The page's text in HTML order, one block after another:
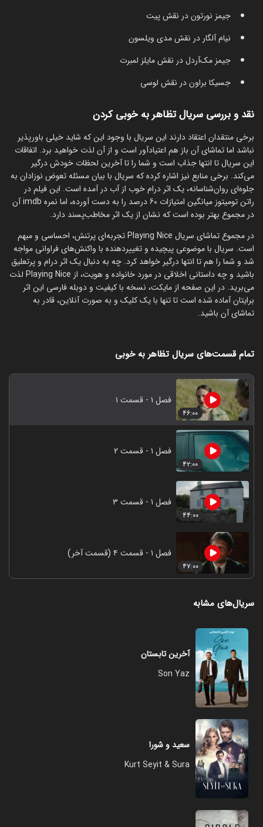
جیمز نورتون در نقش پیت
نیام آلگار در نقش مدی ویلسون
جیمز مک‌آردل در نقش مایلز لمبرت
جسیکا براون در نقش لوسی
نقد و بررسی سریال تظاهر به خوبی کردن
برخی منتقدان اعتقاد دارند این سریال با وجود این که شاید خیلی باورپذیر
نباشد اما تماشای آن باز هم اعتیادآور است و از آن لذت خواهید برد. اتفاقات
این سریال تا انتها جذاب است و شما را تا آخرین لحظات خودش درگیر
می‌کند. برخی منابع نیز اشاره کرده که سریال با بیان مسئله تعوض نوزادان به
جلوه‌ای روان‌شناسانه، یک اثر درام خوب از آب در آمده است. این فیلم در
راتن تومیتوز میانگین امتیازات 60 درصد را به دست آورده، اما نمره imdb آن
در مجموع بهتر بوده است که نشان از یک اثر مخاطب‌پسند دارد.
در مجموع تماشای سریال Playing Nice تجربه‌ای پرتنش، احساسی و مبهم
است. سریال با موضوعی پیچیده و تغییردهنده با واکنش‌‌های فراوانی مواجه
شد و شما را هم تا انتها درگیر خواهد کرد. چه به دنبال یک اثر درام و پرتعلیق
باشید و چه داستانی اخلاقی در مورد خانواده و هویت، از Playing Nice لذت
می‌برید. در این صفحه از مایکت، نسخه با کیفیت و دوبله فارسی این اثر
برایتان آماده شده است تا تنها با یک کلیک و به صورت آنلاین، قادر به
تماشای آن باشید.
تمام قسمت‌های سریال تظاهر به خوبی
۴۶:۰۰
فصل ۱ - قسمت ۱
۴۲:۰۰
فصل ۱ - قسمت ۲
۴۴:۰۰
فصل ۱ - قسمت ۳
۴۷:۰۰
فصل ۱ - قسمت ۴ (قسمت آخر)
سریال‌های مشابه
آخرین تابستان
Son Yaz
سعید و شورا
Kurt Seyit & Sura